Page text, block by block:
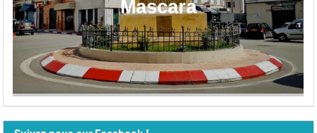
Mascara